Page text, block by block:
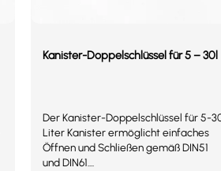
Kanister-Doppelschlüssel für 5 – 30l
Der Kanister-Doppelschlüssel für 5-
Liter Kanister ermöglicht einfaches
Öffnen und Schließen gemäß DIN51
und DIN61....